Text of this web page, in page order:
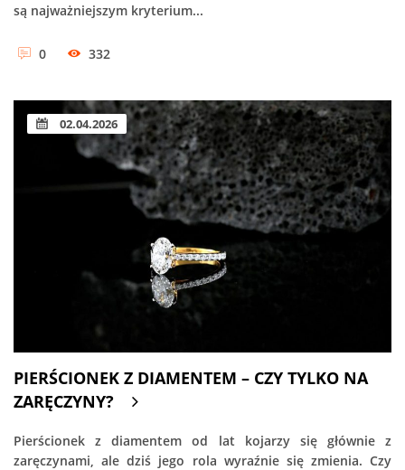
są najważniejszym kryterium...
0 332
02.04.2026
PIERŚCIONEK Z DIAMENTEM – CZY TYLKO NA
ZARĘCZYNY?
Pierścionek z diamentem od lat kojarzy się głównie z
zaręczynami, ale dziś jego rola wyraźnie się zmienia. Czy